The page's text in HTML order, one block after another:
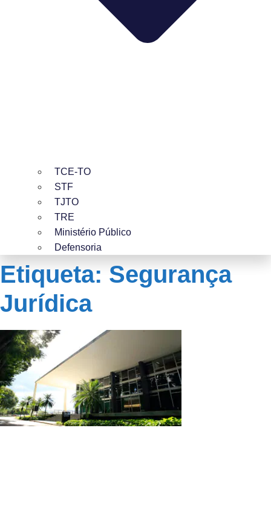
TCE-TO
STF
TJTO
TRE
Ministério Público
Defensoria
Etiqueta: Segurança
Jurídica